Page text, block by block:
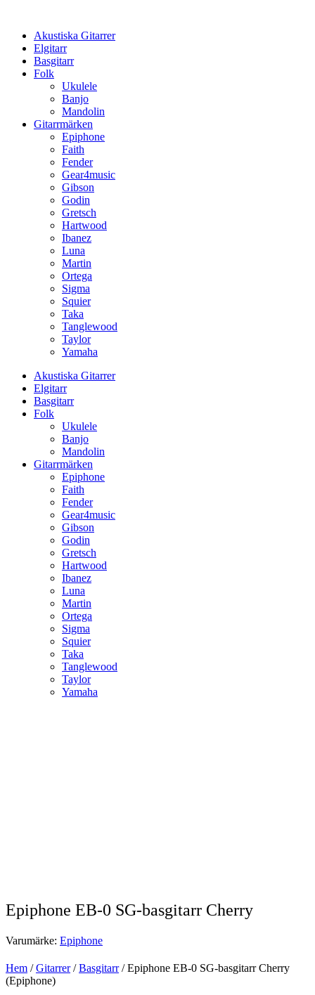
innehållAkustiska Gitarrer
Elgitarr
Basgitarr
Folk
Ukulele
Banjo
Mandolin
Gitarrmärken
Epiphone
Faith
Fender
Gear4music
Gibson
Godin
Gretsch
Hartwood
Ibanez
Luna
Martin
Ortega
Sigma
Squier
Taka
Tanglewood
Taylor
Yamaha
Akustiska Gitarrer
Elgitarr
Basgitarr
Folk
Ukulele
Banjo
Mandolin
Gitarrmärken
Epiphone
Faith
Fender
Gear4music
Gibson
Godin
Gretsch
Hartwood
Ibanez
Luna
Martin
Ortega
Sigma
Squier
Taka
Tanglewood
Taylor
Yamaha
Epiphone EB-0 SG-basgitarr Cherry
Varumärke: Epiphone
Hem /Gitarrer/Basgitarr/ Epiphone EB-0 SG-basgitarr Cherry
(Epiphone)